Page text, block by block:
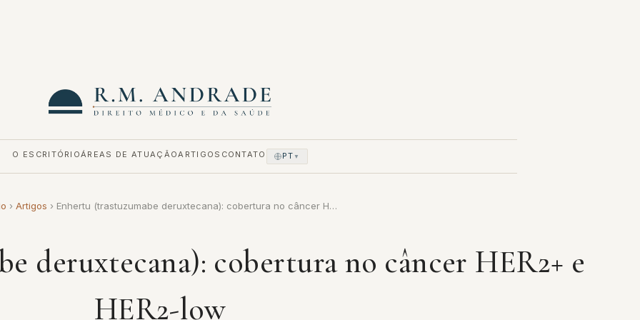
O ESCRITÓRIOÁREAS DE ATUAÇÃOARTIGOS CONTATO PT ▼
› Artigos › Enhertu (trastuzumabe deruxtecana): cobertura no câncer H…
deruxtecana): cobertura no câncer HER2+ e
HER2-low